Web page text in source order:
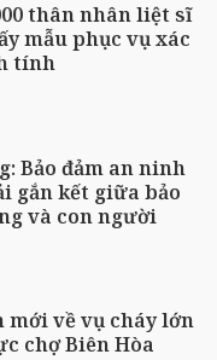
thân nhân liệt sĩ
mẫu phục vụ xác
tính
Bảo đảm an ninh
gắn kết giữa bảo
và con người
mới về vụ cháy lớn
chợ Biên Hòa